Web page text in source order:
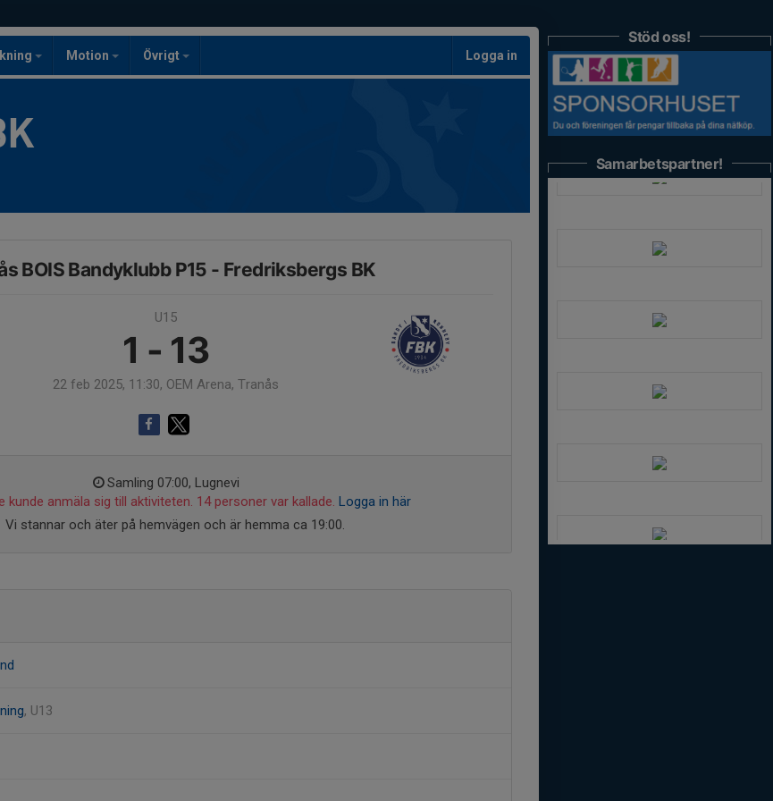
Motion Övrigt Logga in
BOIS Bandyklubb P15 - Fredriksbergs BK
U15
1 - 13
22 feb 2025, 11:30, OEM Arena, Tranås
Samling 07:00, Lugnevi
kunde anmäla sig till aktiviteten. 14 personer var kallade. Logga in här
Vi stannar och äter på hemvägen och är hemma ca 19:00.
, U13
Stöd oss!
Samarbetspartner!